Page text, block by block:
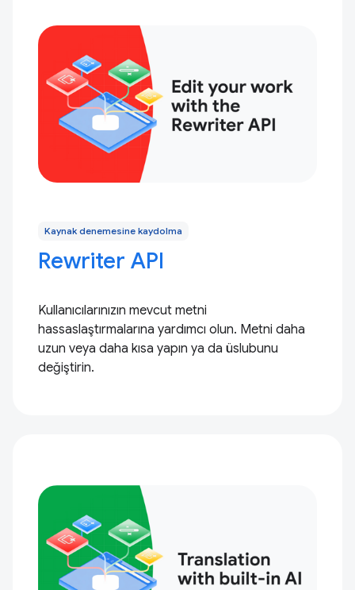
Kaynak denemesine kaydolma
Rewriter API
Kullanıcılarınızın mevcut metni
hassaslaştırmalarına yardımcı olun. Metni daha
uzun veya daha kısa yapın ya da üslubunu
değiştirin.